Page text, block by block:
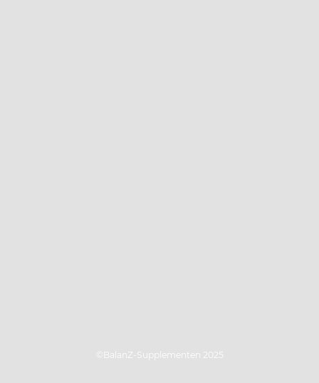
©BalanZ-Supplementen 2025